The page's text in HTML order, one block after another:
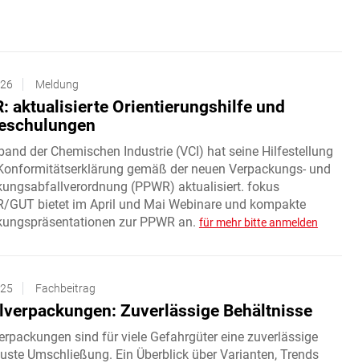
Meldung
aktualisierte Orientierungshilfe und
der Chemischen Industrie (VCI) hat seine Hilfestellung
gemäß der neuen Verpackungs- und
(PPWR) aktualisiert. fokus
GUT bietet im April und Mai Webinare und kompakte
zur PPWR an. für mehr bitte anmelden
Fachbeitrag
Zuverlässige Behältnisse
sind für viele Gefahrgüter eine zuverlässige
Umschließung. Ein Überblick über Varianten, Trends